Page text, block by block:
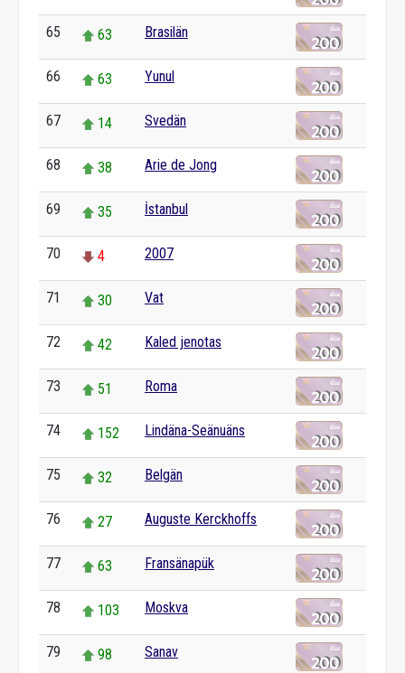
65 63 Brasilän
66 63 Yunul
67 14 Svedän
68 38 Arie de Jong
69 35 İstanbul
70 4 2007
71 30 Vat
72 42 Kaled jenotas
73 51 Roma
74 152 Lindäna-Seänuäns
75 32 Belgän
76 27 Auguste Kerckhoffs
77 63 Fransänapük
78 103 Moskva
79 98 Sanav